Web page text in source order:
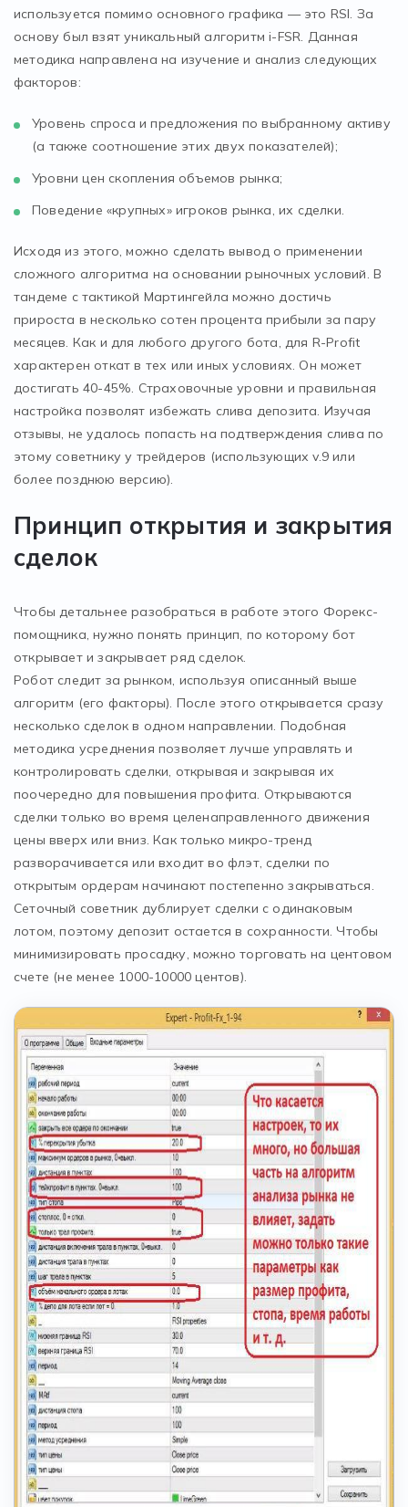
используется помимо основного графика — это RSI. За
основу был взят уникальный алгоритм i-FSR. Данная
методика направлена на изучение и анализ следующих
факторов:
Уровень спроса и предложения по выбранному активу
(а также соотношение этих двух показателей);
Уровни цен скопления объемов рынка;
Поведение «крупных» игроков рынка, их сделки.
Исходя из этого, можно сделать вывод о применении
сложного алгоритма на основании рыночных условий. В
тандеме с тактикой Мартингейла можно достичь
прироста в несколько сотен процента прибыли за пару
месяцев. Как и для любого другого бота, для R-Profit
характерен откат в тех или иных условиях. Он может
достигать 40-45%. Страховочные уровни и правильная
настройка позволят избежать слива депозита. Изучая
отзывы, не удалось попасть на подтверждения слива по
этому советнику у трейдеров (использующих v.9 или
более позднюю версию).
Принцип открытия и закрытия
сделок
Чтобы детальнее разобраться в работе этого Форекс-
помощника, нужно понять принцип, по которому бот
открывает и закрывает ряд сделок.
Робот следит за рынком, используя описанный выше
алгоритм (его факторы). После этого открывается сразу
несколько сделок в одном направлении. Подобная
методика усреднения позволяет лучше управлять и
контролировать сделки, открывая и закрывая их
поочередно для повышения профита. Открываются
сделки только во время целенаправленного движения
цены вверх или вниз. Как только микро-тренд
разворачивается или входит во флэт, сделки по
открытым ордерам начинают постепенно закрываться.
Сеточный советник дублирует сделки с одинаковым
лотом, поэтому депозит остается в сохранности. Чтобы
минимизировать просадку, можно торговать на центовом
счете (не менее 1000-10000 центов).